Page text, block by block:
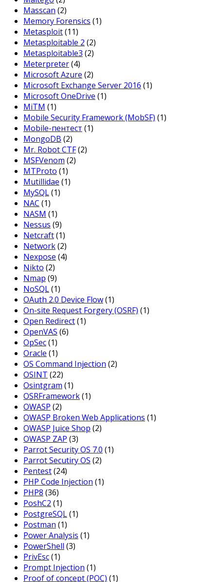
Masscan (2)
Memory Forensics (1)
Metasploit(11)
Metasploitable 2 (2)
Metasploitable3 (2)
Meterpreter(4)
Microsoft Azure (2)
Microsoft Exchange Server 2016 (1)
Microsoft OneDrive (1)
MiTM (1)
Mobile Security Framework (MobSF) (1)
Mobile-пентест (1)
MongoDB (2)
Mr. Robot CTF(2)
MSFVenom (2)
MTProto (1)
Mutillidae (1)
MySQL(1)
NAC (1)
NASM (1)
Nessus (9)
Netcraft(1)
Network(2)
Nexpose (4)
Nikto (2)
Nmap (9)
NoSQL(1)
OAuth 2.0 Device Flow(1)
On-site Request Forgery (OSRF) (1)
Open Redirect(1)
OpenVAS (6)
OpSec(1)
Oracle (1)
OS Command Injection (2)
OSINT (22)
Osintgram (1)
OSRFramework(1)
OWASP (2)
OWASP Broken Web Applications (1)
OWASP Juice Shop (2)
OWASP ZAP (3)
Parrot Security OS 7.0 (1)
Parrot Secutiry OS (2)
Pentest(24)
PHP Code Injection (1)
PHP8 (36)
PoshC2 (1)
PostgreSQL(1)
Postman (1)
Power Analysis (1)
PowerShell (3)
PrivEsc(1)
Prompt Injection (1)
Proof of concept (POC) (1)